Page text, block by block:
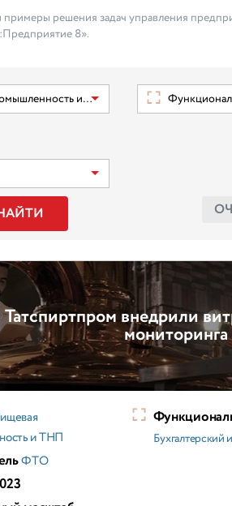
решения задач управления
8».
и ТНП
внедрили
мониторинга
и ТНП
ФТО
Бухгалтерский